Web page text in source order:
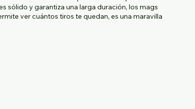
sólido y garantiza una larga duración, los mags
ver cuántos tiros te quedan, es una maravilla